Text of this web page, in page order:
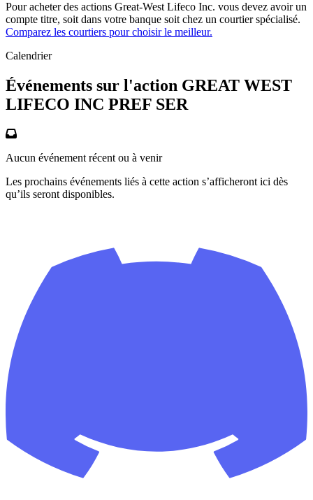
Pour acheter des actions Great-West Lifeco Inc. vous devez avoir un
compte titre, soit dans votre banque soit chez un courtier spécialisé.
Comparez les courtiers pour choisir le meilleur.
Calendrier
Événements sur l'action GREAT WEST
LIFECO INC PREF SER
Aucun événement récent ou à venir
Les prochains événements liés à cette action s’afficheront ici dès
qu’ils seront disponibles.